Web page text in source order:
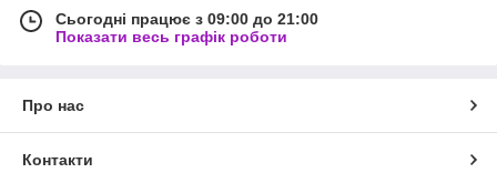
Сьогодні працює з 09:00 до 21:00
Показати весь графік роботи
Про нас
Контакти